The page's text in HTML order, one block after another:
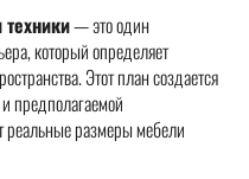
— это один
который определяет
Этот план создается
предполагаемой
реальные размеры мебели